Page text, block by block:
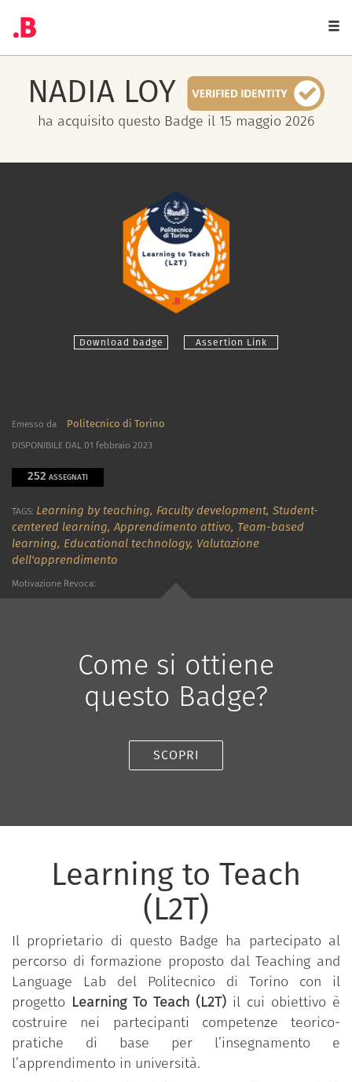
NADIA LOY
ha acquisito questo Badge il 15 maggio 2026
Download badge Assertion Link
Emesso da Politecnico di Torino
DISPONIBILE DAL 01 febbraio 2023
252 ASSEGNATI
TAGS: Learning by teaching, Faculty development, Student-
centered learning,Apprendimento attivo, Team-based
learning, Educational technology, Valutazione
dell'apprendimento
Motivazione Revoca:
Come si ottiene
questo Badge?
SCOPRI
Learning to Teach
(L2T)
Il proprietario di questo Badge ha partecipato al
percorso di formazione proposto dal Teaching and
Language Lab del Politecnico di Torino con il
progetto Learning To Teach (L2T) il cui obiettivo è
costruire nei partecipanti competenze teorico-
pratiche di base per l’insegnamento e
l’apprendimento in università.